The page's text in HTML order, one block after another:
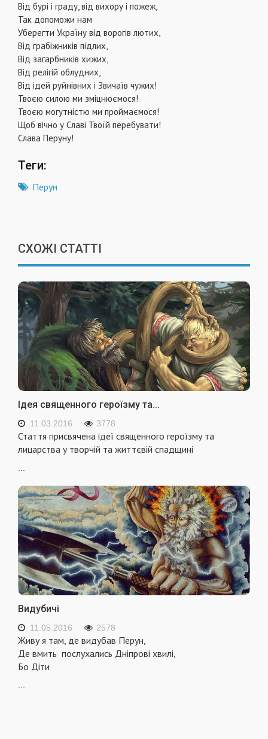
Від бурі і граду, від вихору і пожеж,
Так допоможи нам
Уберегти Україну від ворогів лютих,
Від грабіжників підлих,
Від загарбників хижих,
Від релігій облудних,
Від ідей руйнівних і Звичаїв чужих!
Твоєю силою ми зміцнюємося!
Твоєю могутністю ми проймаємося!
Щоб вічно у Славі Твоїй перебувати!
Слава Перуну!
Теги:
Перун
СХОЖІ СТАТТІ
Ідея священного героїзму та...
11.03.2016 3778
Стаття присвячена ідеї священного героїзму та
лицарства у творчій та життєвій спадщині
Видубичі
11.05.2016 2578
Живу я там, де видубав Перун,
Де вмить послухались Дніпрові хвилі,
Бо Діти